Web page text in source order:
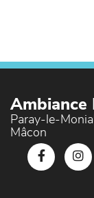
Ambiance
Paray-le-
Mâcon